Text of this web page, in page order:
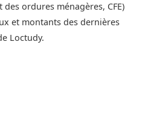
ordures ménagères, CFE)
et montants des dernières
Loctudy.